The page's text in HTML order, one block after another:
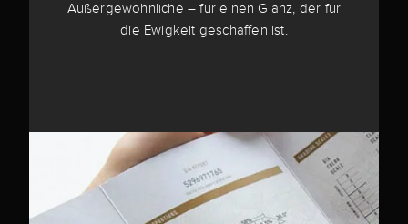
Außergewöhnliche – für einen Glanz, der für
die Ewigkeit geschaffen ist.